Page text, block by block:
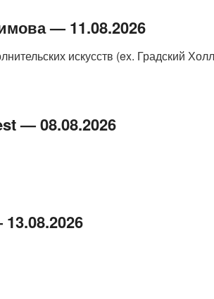
— 11.08.2026
искусств (ex. Градский
— 08.08.2026